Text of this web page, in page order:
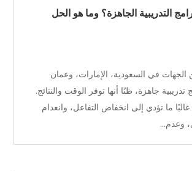
التدريبية الجاهزة؟ وما هو الحل
الجهات في السعودية، الإمارات، وعمان
جاهزة، ظنًا أنها توفر الوقت والنتائج.
ما تؤدي إلى انخفاض التفاعل، وانعدام
وعدم...